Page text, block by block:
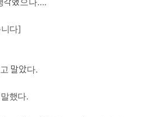
각했으나….
다]
말았다.
했다.